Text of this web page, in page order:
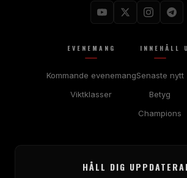
EVENEMANG
Kommande evenemang
Viktklasser
INNEHÅLL
Senaste nytt
Betyg
Champions
HÅLL DIG